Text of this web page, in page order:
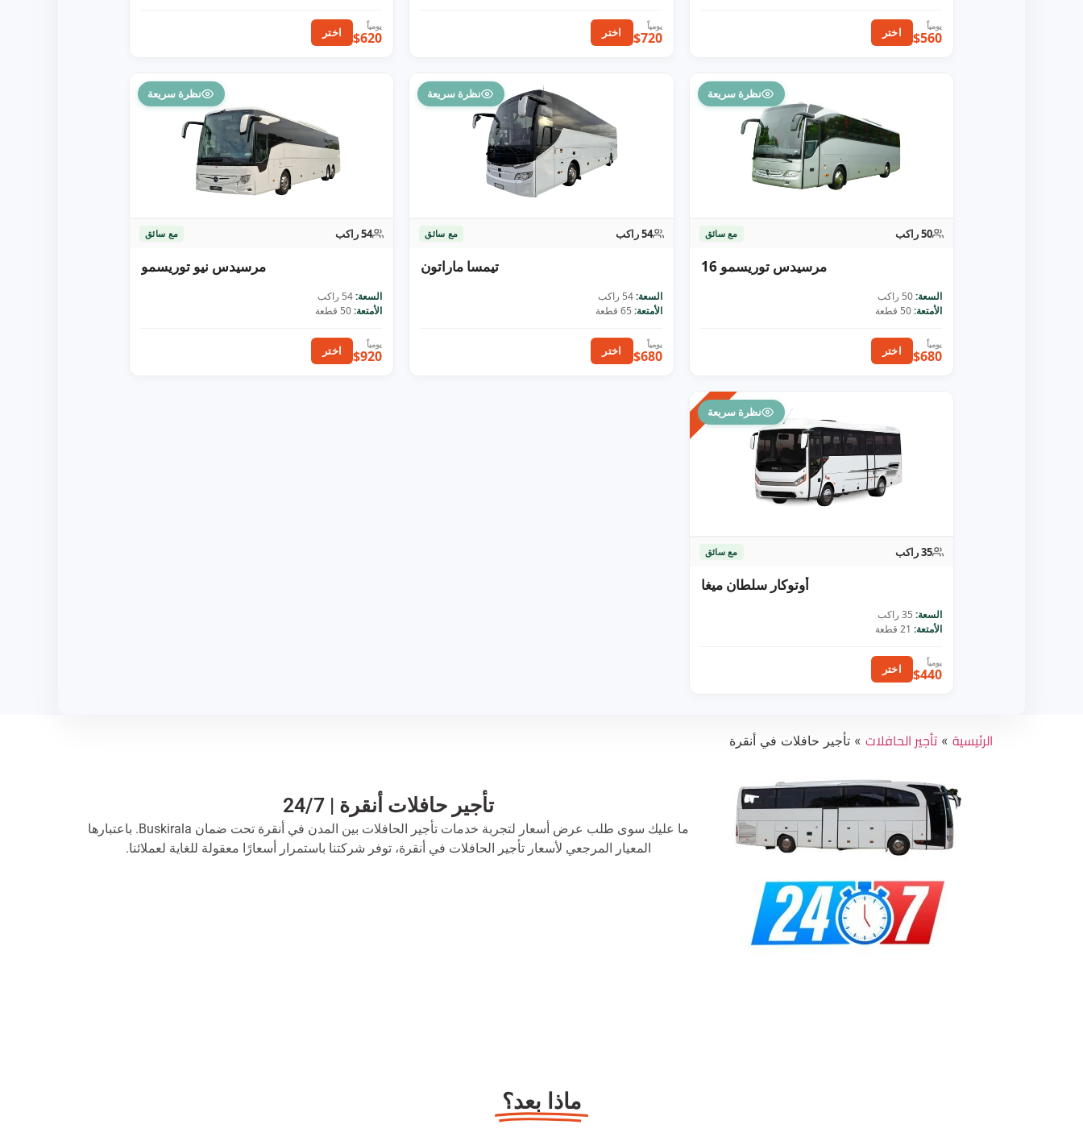
$560 اختر $720 اختر $620 اختر
نظرة سريعة
50 راكب مع سائق
مرسيدس توريسمو 16
السعة:
الأمتعة:
$680 اختر
نظرة سريعة
54 راكب مع سائق
تيمسا ماراتون
السعة:54 راكب
الأمتعة:
$680 اختر
نظرة سريعة
54 راكب مع سائق
مرسيدس نيو توريسمو
السعة:54 راكب
الأمتعة:50 قطعة
$920 اختر
شائعنظرة سريعة
35 راكب مع سائق
أوتوكار سلطان ميغا
السعة:
الأمتعة:
$440 اختر
الرئيسية » تأجير الحافلات » تأجير حافلات في أنقرة
تأجير حافلات أنقرة | 24/7
ما عليك سوى طلب عرض أسعار لتجربة خدمات تأجير الحافلات بين المدن في أنقرة تحت ضمان Buskirala. باعتبارها
المعيار المرجعي لأسعار تأجير الحافلات في أنقرة، توفر شركتنا باستمرار أسعارًا معقولة للغاية لعملائنا.
ماذا بعد؟